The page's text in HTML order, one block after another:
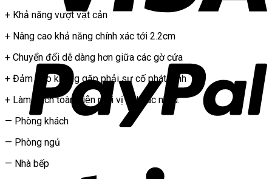
+ Khả năng vượt vật cản
+ Nâng cao khả năng chính xác tới 2.2cm
+ Chuyển đổi dễ dàng hơn giữa các gờ cửa
+ Đảm bảo không gặp phải sự cố phát sinh
+ Làm sạch toàn diện mọi vị trí khác nhau:
— Phòng khách
— Phòng ngủ
— Nhà bếp